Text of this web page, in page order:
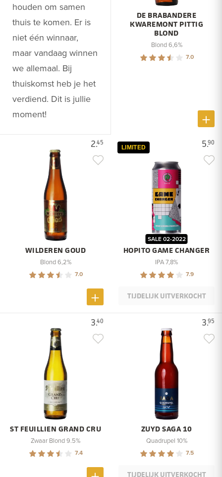
houden om samen
thuis te komen. Er is
niet één winnaar,
maar vandaag winnen
we allemaal. Bij
thuiskomst heb je het
verdiend. Dit is jullie
moment!
DE BRABANDERE
KWAREMONT PITTIG
BLOND
Blond 6,6%
7.0
2.45
WILDEREN GOUD
Blond 6,2%
7.0
5.90
LIMITED
HOPITO GAME CHANGER
SALE 02-2022
IPA 7,8%
7.9
TIJDELIJK UITVERKOCHT
3.40
ST FEUILLIEN GRAND CRU
Zwaar Blond 9.5%
7.4
3.95
ZUYD SAGA 10
Quadrupel 10%
7.5
TIJDELIJK UITVERKOCHT